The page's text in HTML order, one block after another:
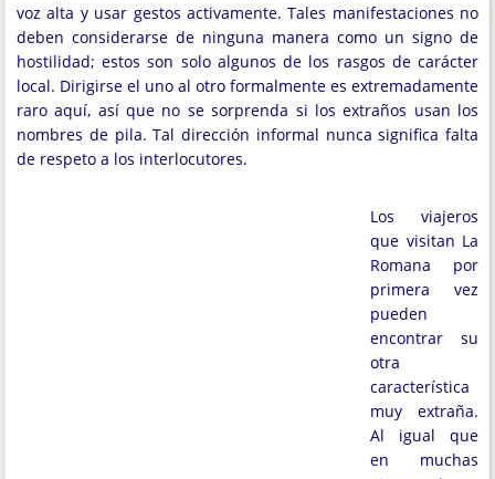
voz alta y usar gestos activamente. Tales manifestaciones no
deben considerarse de ninguna manera como un signo de
hostilidad; estos son solo algunos de los rasgos de carácter
local. Dirigirse el uno al otro formalmente es extremadamente
raro aquí, así que no se sorprenda si los extraños usan los
nombres de pila. Tal dirección informal nunca significa falta
de respeto a los interlocutores.
Los viajeros
que visitan La
Romana por
primera vez
pueden
encontrar su
otra
característica
muy extraña.
Al igual que
en muchas